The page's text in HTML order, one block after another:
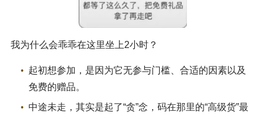
我为什么会乖乖在这里坐上2小时？
起初想参加，是因为它无参与门槛、合适的因素以及
免费的赠品。
中途未走，其实是起了“贪”念，码在那里的“高级货”最